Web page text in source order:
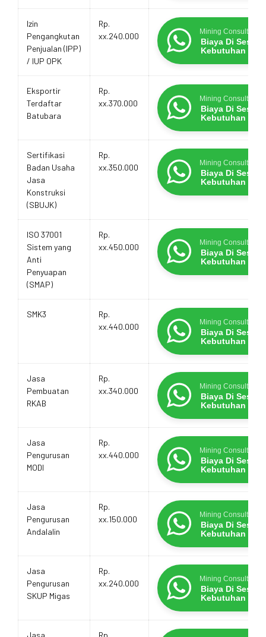
Izin
Pengangkutan
Penjualan (IPP)
/ IUP OPK
Rp.
xx.240.000
Mining Consultants
Biaya Di
Kebutuhan
Eksportir
Terdaftar
Batubara
Rp.
xx.370.000
Mining Consultants
Biaya Di
Kebutuhan
Sertifikasi
Badan Usaha
Jasa
Konstruksi
(SBUJK)
Rp.
xx.350.000
Mining Consultants
Biaya Di
Kebutuhan
ISO 37001
Sistem yang
Anti
Penyuapan
(SMAP)
Rp.
xx.450.000
Mining Consultants
Biaya Di
Kebutuhan
SMK3
Rp.
xx.440.000
Mining Consultants
Biaya Di
Kebutuhan
Jasa
Pembuatan
RKAB
Rp.
xx.340.000
Mining Consultants
Biaya Di
Kebutuhan
Jasa
Pengurusan
MODI
Rp.
xx.440.000
Mining Consultants
Biaya Di
Kebutuhan
Jasa
Pengurusan
Andalalin
Rp.
xx.150.000
Mining Consultants
Biaya Di
Kebutuhan
Jasa
Pengurusan
SKUP Migas
Rp.
xx.240.000
Mining Consultants
Biaya Di
Kebutuhan